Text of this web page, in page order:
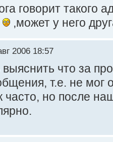
говорит такого
,может у него
2006 18:57
что за
т.е. не мог
часто, но после